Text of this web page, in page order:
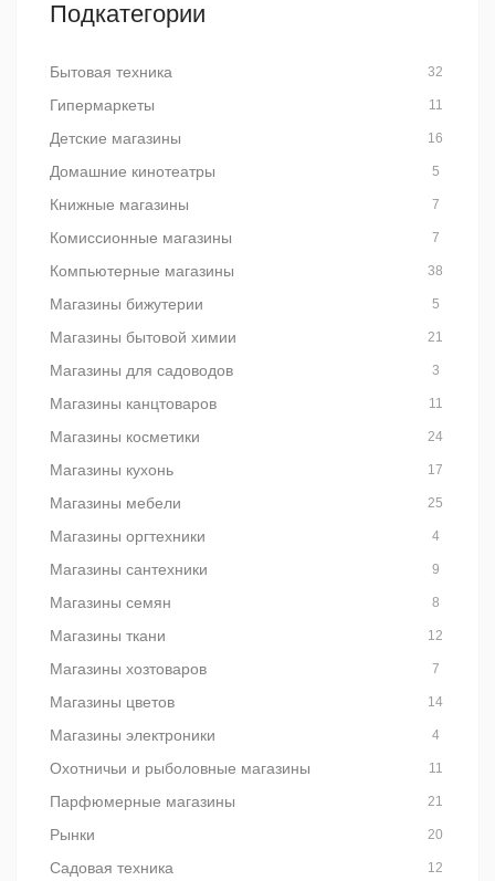
Подкатегории
Бытовая техника 32
Гипермаркеты 11
Детские магазины 16
Домашние кинотеатры 5
Книжные магазины 7
Комиссионные магазины 7
Компьютерные магазины 38
Магазины бижутерии 5
Магазины бытовой химии 21
Магазины для садоводов 3
Магазины канцтоваров 11
Магазины косметики 24
Магазины кухонь 17
Магазины мебели 25
Магазины оргтехники 4
Магазины сантехники 9
Магазины семян 8
Магазины ткани 12
Магазины хозтоваров 7
Магазины цветов 14
Магазины электроники 4
Охотничьи и рыболовные магазины 11
Парфюмерные магазины 21
Рынки 20
Садовая техника 12